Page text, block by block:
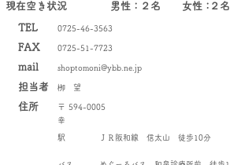
​現在空き状況
TEL 0725-46-3563
FAX 0725-51-7723
mail shoptomoni@ybb.ne.jp
​担当者 栁 望
住所 〒 594-0005
幸
駅 ＪＲ阪和線 信太山 徒歩10分
男性： ２名 女性：２名